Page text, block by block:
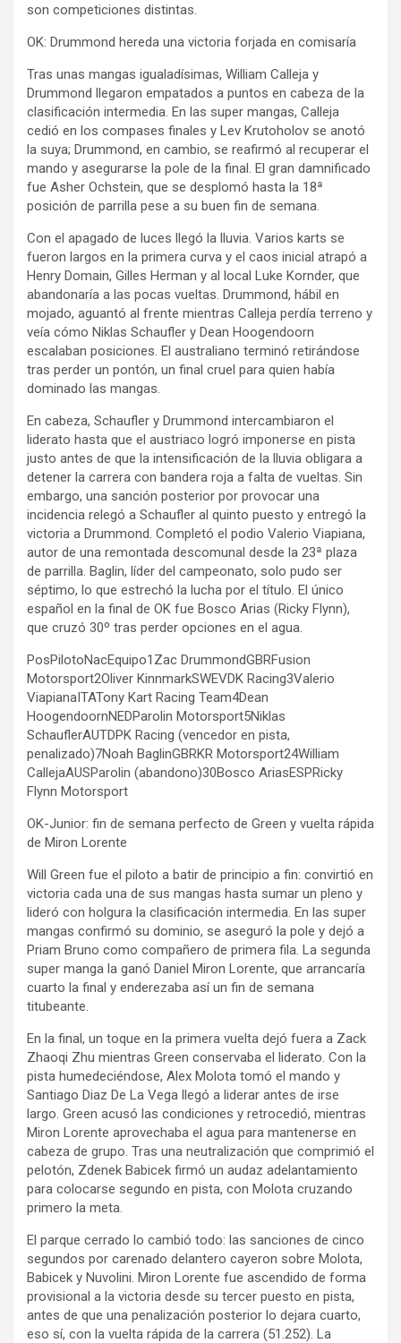
son competiciones distintas.
OK: Drummond hereda una victoria forjada en comisaría
Tras unas mangas igualadísimas, William Calleja y
Drummond llegaron empatados a puntos en cabeza de la
clasificación intermedia. En las super mangas, Calleja
cedió en los compases finales y Lev Krutoholov se anotó
la suya; Drummond, en cambio, se reafirmó al recuperar el
mando y asegurarse la pole de la final. El gran damnificado
fue Asher Ochstein, que se desplomó hasta la 18ª
posición de parrilla pese a su buen fin de semana.
Con el apagado de luces llegó la lluvia. Varios karts se
fueron largos en la primera curva y el caos inicial atrapó a
Henry Domain, Gilles Herman y al local Luke Kornder, que
abandonaría a las pocas vueltas. Drummond, hábil en
mojado, aguantó al frente mientras Calleja perdía terreno y
veía cómo Niklas Schaufler y Dean Hoogendoorn
escalaban posiciones. El australiano terminó retirándose
tras perder un pontón, un final cruel para quien había
dominado las mangas.
En cabeza, Schaufler y Drummond intercambiaron el
liderato hasta que el austriaco logró imponerse en pista
justo antes de que la intensificación de la lluvia obligara a
detener la carrera con bandera roja a falta de vueltas. Sin
embargo, una sanción posterior por provocar una
incidencia relegó a Schaufler al quinto puesto y entregó la
victoria a Drummond. Completó el podio Valerio Viapiana,
autor de una remontada descomunal desde la 23ª plaza
de parrilla. Baglin, líder del campeonato, solo pudo ser
séptimo, lo que estrechó la lucha por el título. El único
español en la final de OK fue Bosco Arias (Ricky Flynn),
que cruzó 30º tras perder opciones en el agua.
PosPilotoNacEquipo1Zac DrummondGBRFusion
Motorsport2Oliver KinnmarkSWEVDK Racing3Valerio
ViapianaITATony Kart Racing Team4Dean
HoogendoornNEDParolin Motorsport5Niklas
SchauflerAUTDPK Racing (vencedor en pista,
penalizado)7Noah BaglinGBRKR Motorsport24William
CallejaAUSParolin (abandono)30Bosco AriasESPRicky
Flynn Motorsport
OK-Junior: fin de semana perfecto de Green y vuelta rápida
de Miron Lorente
Will Green fue el piloto a batir de principio a fin: convirtió en
victoria cada una de sus mangas hasta sumar un pleno y
lideró con holgura la clasificación intermedia. En las super
mangas confirmó su dominio, se aseguró la pole y dejó a
Priam Bruno como compañero de primera fila. La segunda
super manga la ganó Daniel Miron Lorente, que arrancaría
cuarto la final y enderezaba así un fin de semana
titubeante.
En la final, un toque en la primera vuelta dejó fuera a Zack
Zhaoqi Zhu mientras Green conservaba el liderato. Con la
pista humedeciéndose, Alex Molota tomó el mando y
Santiago Diaz De La Vega llegó a liderar antes de irse
largo. Green acusó las condiciones y retrocedió, mientras
Miron Lorente aprovechaba el agua para mantenerse en
cabeza de grupo. Tras una neutralización que comprimió el
pelotón, Zdenek Babicek firmó un audaz adelantamiento
para colocarse segundo en pista, con Molota cruzando
primero la meta.
El parque cerrado lo cambió todo: las sanciones de cinco
segundos por carenado delantero cayeron sobre Molota,
Babicek y Nuvolini. Miron Lorente fue ascendido de forma
provisional a la victoria desde su tercer puesto en pista,
antes de que una penalización posterior lo dejara cuarto,
eso sí, con la vuelta rápida de la carrera (51.252). La